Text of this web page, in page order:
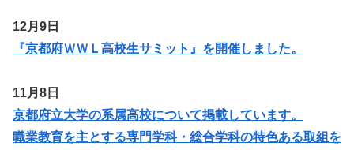
12月9日
『京都府ＷＷＬ高校生サミット』を開催しました。
11月8日
京都府立大学の系属高校について掲載しています。
職業教育を主とする専門学科・総合学科の特色ある取組を